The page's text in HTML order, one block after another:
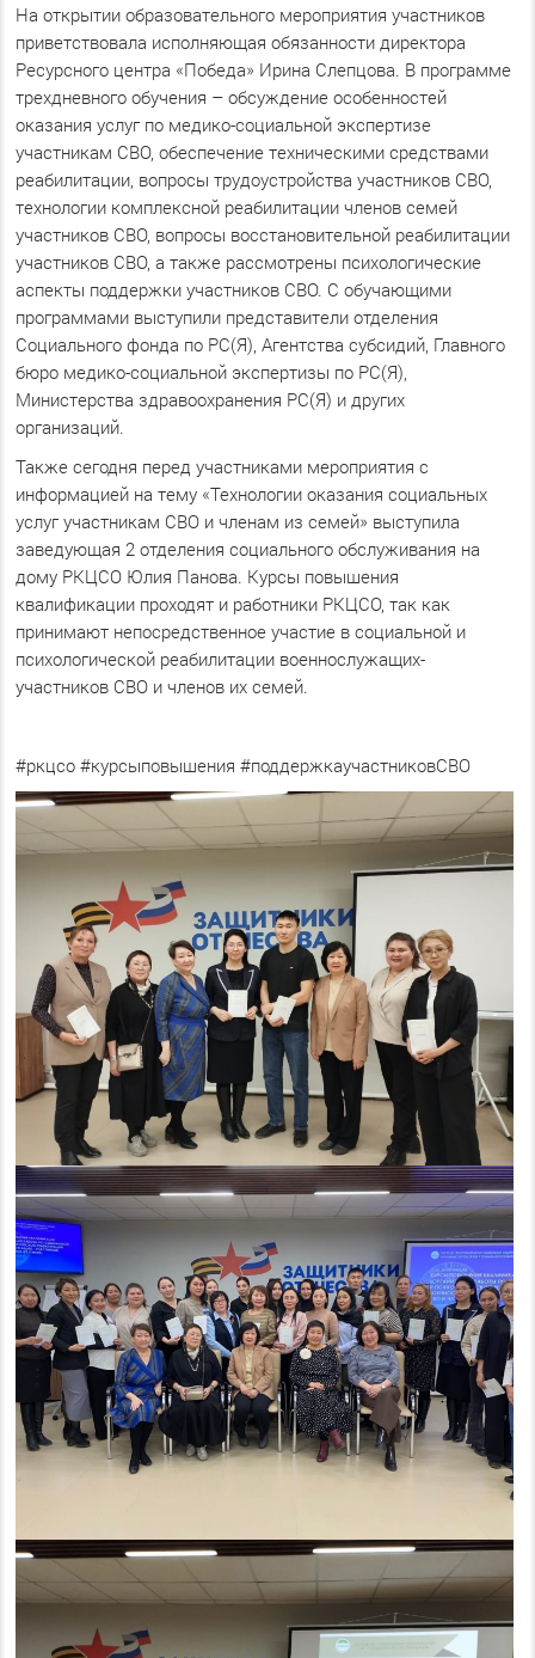
На открытии образовательного мероприятия участников
приветствовала исполняющая обязанности директора
Ресурсного центра «Победа» Ирина Слепцова. В программе
трехдневного обучения – обсуждение особенностей
оказания услуг по медико-социальной экспертизе
участникам СВО, обеспечение техническими средствами
реабилитации, вопросы трудоустройства участников СВО,
технологии комплексной реабилитации членов семей
участников СВО, вопросы восстановительной реабилитации
участников СВО, а также рассмотрены психологические
аспекты поддержки участников СВО. С обучающими
программами выступили представители отделения
Социального фонда по РС(Я), Агентства субсидий, Главного
бюро медико-социальной экспертизы по РС(Я),
Министерства здравоохранения РС(Я) и других
организаций.
Также сегодня перед участниками мероприятия с
информацией на тему «Технологии оказания социальных
услуг участникам СВО и членам из семей» выступила
заведующая 2 отделения социального обслуживания на
дому РКЦСО Юлия Панова. Курсы повышения
квалификации проходят и работники РКЦСО, так как
принимают непосредственное участие в социальной и
психологической реабилитации военнослужащих-
участников СВО и членов их семей.
#ркцсо #курсыповышения #поддержкаучастниковСВО